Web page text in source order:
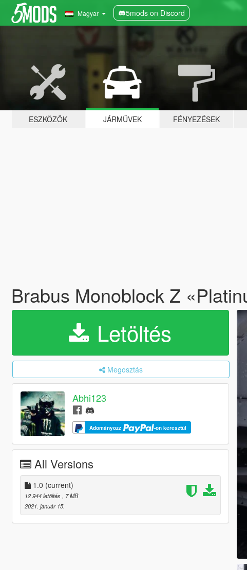
Magyar 5mods on Discord
ESZKÖZÖK JÁRMŰVEK FÉNYEZÉSEK
Brabus Monoblock Z
Letöltés
Megosztás
Abhi123
Adományozz -on keresztül
All Versions
1.0 (current)
12 944 letöltés
, 7 MB
2021. január 15.